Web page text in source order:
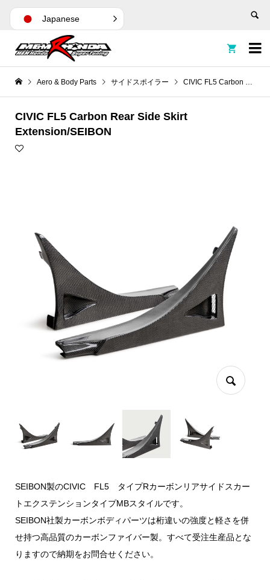


Aero & Body Parts サイドスポイラー CIVIC FL5 Carbon Rear Side Skirt Extension/SEIBON
CIVIC FL5 Carbon Rear Side Skirt
Extension/SEIBON
SEIBON製のCIVIC FL5 タイプRカーボンリアサイドスカー
トエクステンションタイプMBスタイルです。
SEIBON社製カーボンボディパーツは桁違いの強度と軽さを併
せ持つ高品質のカーボンファイバー製。すべて受注生産品とな
りますので納期をお問合せください。
Japanese